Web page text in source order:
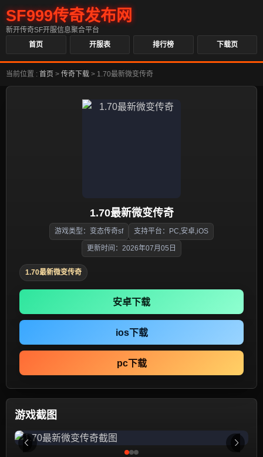
SF999传奇发布网
新开传奇SF开服信息聚合平台
首页
开服表 排行榜 下载页
当前位置 : 首页 > 传奇下载 > 1.70最新微变传奇
1.70最新微变传奇
游戏类型：变态传奇sf 支持平台：PC,安卓,iOS
更新时间：2026年07月05日
1.70最新微变传奇
安卓下载
ios下载
pc下载
游戏截图